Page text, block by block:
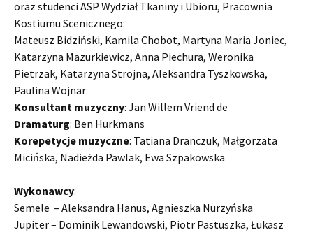
oraz studenci ASP Wydział Tkaniny i Ubioru, Pracownia
Kostiumu Scenicznego:
Mateusz Bidziński, Kamila Chobot, Martyna Maria Joniec,
Katarzyna Mazurkiewicz, Anna Piechura, Weronika
Pietrzak, Katarzyna Strojna, Aleksandra Tyszkowska,
Paulina Wojnar
Konsultant muzyczny: Jan Willem Vriend de
Dramaturg: Ben Hurkmans
Korepetycje muzyczne: Tatiana Dranczuk, Małgorzata
Micińska, Nadieżda Pawlak, Ewa Szpakowska
Wykonawcy:
Semele – Aleksandra Hanus, Agnieszka Nurzyńska
Jupiter – Dominik Lewandowski, Piotr Pastuszka, Łukasz